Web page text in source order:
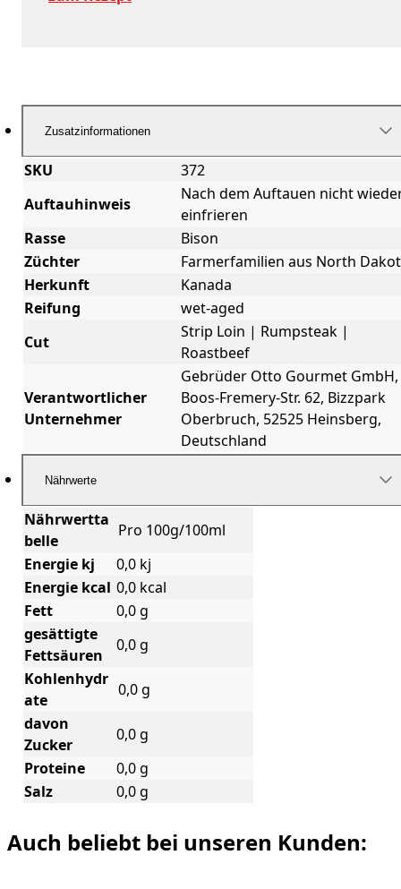
Zusatzinformationen
SKU
372
Auftauhinweis
Nach dem Auftauen nicht
einfrieren
Rasse
Bison
Züchter
Farmerfamilien aus North
Herkunft
Kanada
Reifung
wet-aged
Cut
Strip Loin | Rumpsteak |
Roastbeef
Verantwortlicher
Unternehmer
Gebrüder Otto Gourmet GmbH,
Boos-Fremery-Str. 62, Bizzpark
Oberbruch, 52525 Heinsberg,
Deutschland
Nährwerte
Nährwertta
belle
Pro 100g/100ml
Energie kj
0,0 kj
Energie kcal 0,0 kcal
Fett
0,0 g
gesättigte
Fettsäuren
0,0 g
Kohlenhydr
ate
0,0 g
davon
Zucker
0,0 g
Proteine
0,0 g
Salz
0,0 g
Auch beliebt bei unseren Kunden: